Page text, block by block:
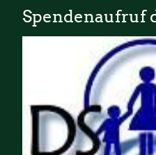
Spendenaufruf